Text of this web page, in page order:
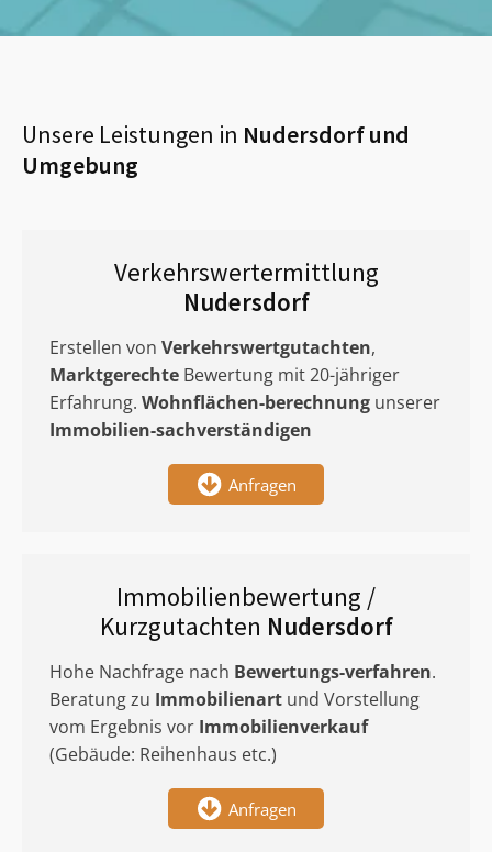
Unsere Leistungen in Nudersdorfund
Umgebung
Verkehrswertermittlung
Nudersdorf
Erstellen von Verkehrswertgutachten,
Marktgerechte Bewertung mit 20-jähriger
Erfahrung. Wohnflächen-berechnung unserer
Immobilien-sachverständigen
Anfragen
Immobilienbewertung /
Kurzgutachten Nudersdorf
Hohe Nachfrage nach Bewertungs-verfahren.
Beratung zu Immobilienart und Vorstellung
vom Ergebnis vor Immobilienverkauf
(Gebäude: Reihenhaus etc.)
Anfragen